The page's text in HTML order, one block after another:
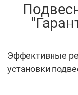
Эффективные
установки